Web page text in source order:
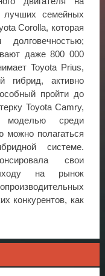
лучших семейных
Corolla, которая
даже 800 000
Toyota Prius,
гибрид, активно
пройти до
Toyota Camry,
моделью среди
можно полагаться
системе.
свои
на рынок
конкурентов, как